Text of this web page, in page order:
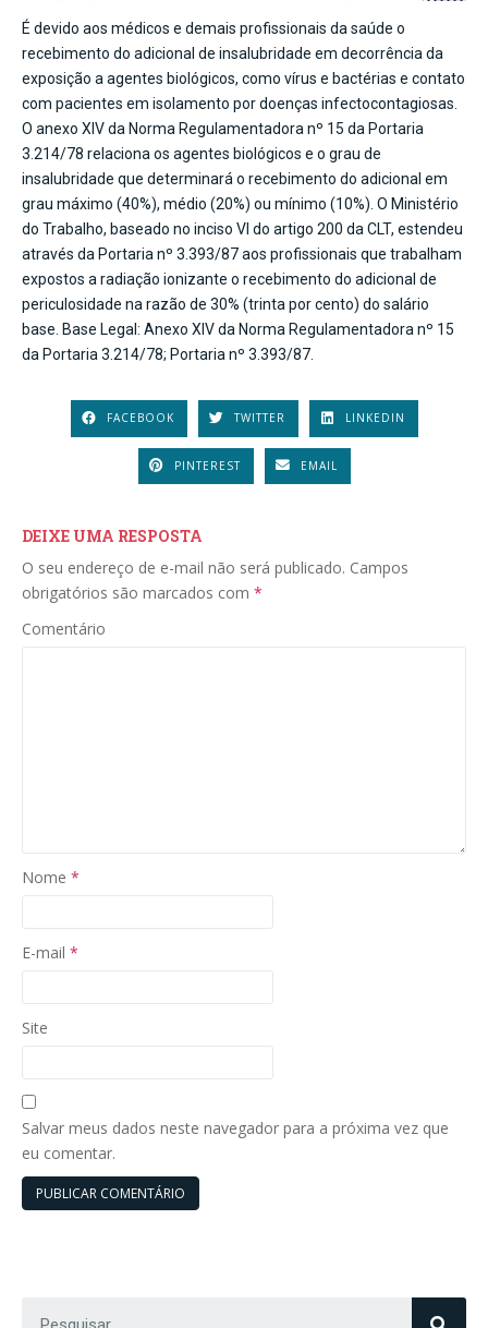
É devido aos médicos e demais profissionais da saúde o
recebimento do adicional de insalubridade em decorrência da
exposição a agentes biológicos, como vírus e bactérias e contato
com pacientes em isolamento por doenças infectocontagiosas.
O anexo XIV da Norma Regulamentadora nº 15 da Portaria
3.214/78 relaciona os agentes biológicos e o grau de
insalubridade que determinará o recebimento do adicional em
grau máximo (40%), médio (20%) ou mínimo (10%). O Ministério
do Trabalho, baseado no inciso VI do artigo 200 da CLT, estendeu
através da Portaria nº 3.393/87 aos profissionais que trabalham
expostos a radiação ionizante o recebimento do adicional de
periculosidade na razão de 30% (trinta por cento) do salário
base. Base Legal: Anexo XIV da Norma Regulamentadora nº 15
da Portaria 3.214/78; Portaria nº 3.393/87.
FACEBOOK TWITTER LINKEDIN
PINTEREST EMAIL
DEIXE UMA RESPOSTA
O seu endereço de e-mail não será publicado. Campos
obrigatórios são marcados com *
Comentário
Nome *
E-mail *
Site
Salvar meus dados neste navegador para a próxima vez que
eu comentar.